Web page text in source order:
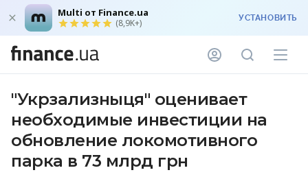
Multi от Finance.ua
(8,9K+) УСТАНОВИТЬ
"Укрзализныця" оценивает
необходимые инвестиции на
обновление локомотивного
парка в 73 млрд грн